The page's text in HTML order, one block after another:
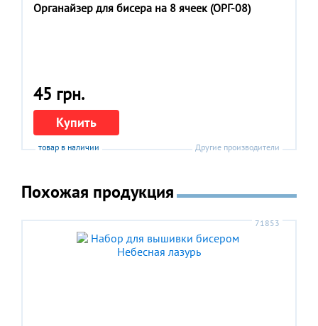
Органайзер для бисера на 8 ячеек (ОРГ-08)
45 грн.
Купить
товар в наличии Другие производители
Похожая продукция
71853